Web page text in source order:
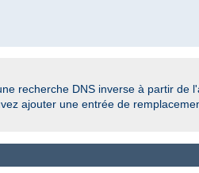
recherche DNS inverse à partir de
ajouter une entrée de